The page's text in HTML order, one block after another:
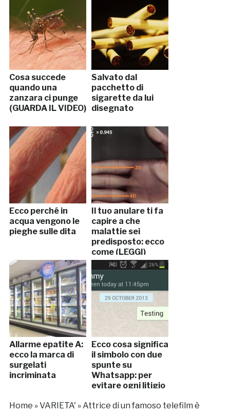
Cosa succede
quando una
zanzara ci punge
(GUARDA IL VIDEO)
Salvato dal
pacchetto di
sigarette da lui
disegnato
Ecco perché in
acqua vengono le
pieghe sulle dita
Il tuo anulare ti fa
capire a che
malattie sei
predisposto: ecco
come (LEGGI)
Allarme epatite A:
ecco la marca di
surgelati
incriminata
Ecco cosa significa
il simbolo con due
spunte su
Whatsapp: per
evitare ogni litigio
Home »VARIETA' »Attrice di un famoso telefilm è